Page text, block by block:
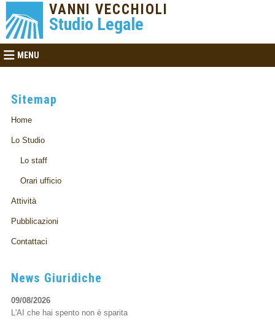
VANNI VECCHIOLI
Studio Legale
MENU
Sitemap
Home
Lo Studio
Lo staff
Orari ufficio
Attività
Pubblicazioni
Contattaci
News Giuridiche
09/08/2026
L'AI che hai spento non è sparita